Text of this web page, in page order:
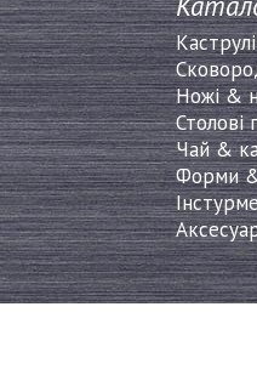
Ножі &
Столові
Чай &
Форми